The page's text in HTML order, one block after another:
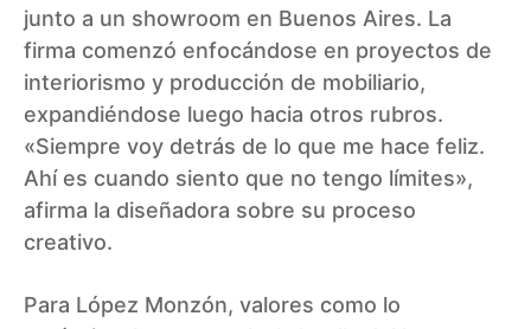
junto a un showroom en Buenos Aires. La
firma comenzó enfocándose en proyectos de
interiorismo y producción de mobiliario,
expandiéndose luego hacia otros rubros.
«Siempre voy detrás de lo que me hace feliz.
Ahí es cuando siento que no tengo límites»,
afirma la diseñadora sobre su proceso
creativo.
Para López Monzón, valores como lo